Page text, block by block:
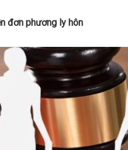
đơn phương ly hôn